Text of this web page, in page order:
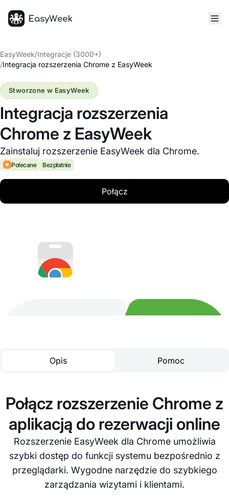
EasyWeek/Integracje (3000+)
/Integracja rozszerzenia Chrome z EasyWeek
Integracja rozszerzenia
Chrome z EasyWeek
Zainstaluj rozszerzenie EasyWeek dla Chrome.
Stworzone w EasyWeek
Polecane Bezpłatnie
Połącz
Opis Pomoc
Połącz rozszerzenie Chrome z
aplikacją do rezerwacji online
Rozszerzenie EasyWeek dla Chrome umożliwia
szybki dostęp do funkcji systemu bezpośrednio z
przeglądarki. Wygodne narzędzie do szybkiego
zarządzania wizytami i klientami.